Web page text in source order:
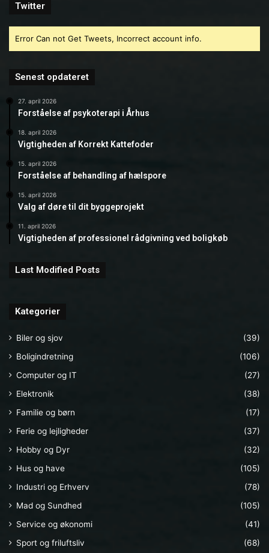
Twitter
Error Can not Get Tweets, Incorrect account info.
Senest opdateret
27. april 2026
Forståelse af psykoterapi i Århus
18. april 2026
Vigtigheden af Korrekt Kattefoder
15. april 2026
Forståelse af behandling af hælspore
15. april 2026
Valg af døre til dit byggeprojekt
11. april 2026
Vigtigheden af professionel rådgivning ved boligkøb
Last Modified Posts
Kategorier
Biler og sjov
(39)
Boligindretning
(106)
Computer og IT
(27)
Elektronik
(38)
Familie og børn
(17)
Ferie og lejligheder
(37)
Hobby og Dyr
(32)
Hus og have
(105)
Industri og Erhverv
(78)
Mad og Sundhed
(105)
Service og økonomi
(41)
Sport og friluftsliv
(68)